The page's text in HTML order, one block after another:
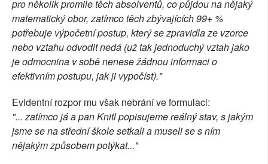
pro několik promile těch absolventů, co půjdou na nějaký
matematický obor, zatímco těch zbývajících 99+ %
potřebuje výpočetní postup, který se zpravidla ze vzorce
nebo vztahu odvodit nedá (už tak jednoduchý vztah jako
je odmocnina v sobě nenese žádnou informaci o
efektivním postupu, jak ji vypočíst)."
Evidentní rozpor mu však nebrání ve formulaci:
"... zatímco já a pan Knitl popisujeme reálný stav, s jakým
jsme se na střední škole setkali a museli se s ním
nějakým způsobem potýkat..."